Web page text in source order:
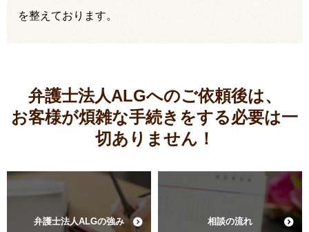
を整えております。
弁護士法人ALGへのご依頼後は、
お客様が煩雑な手続きをする必要は一
切ありません！
弁護士法人ALGの強み 相談の流れ